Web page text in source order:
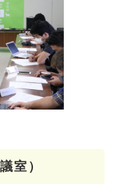
室）